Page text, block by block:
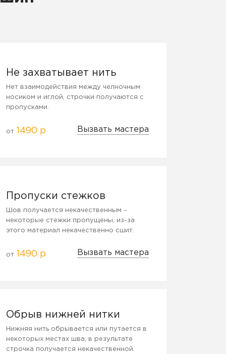
Не захватывает нить
Нет взаимодействия между челночным
носиком и иглой, строчки получаются с
пропусками.
от 1490 р Вызвать мастера
Пропуски стежков
Шов получается некачественным –
некоторые стежки пропущены, из-за
этого материал некачественно сшит.
от 1490 р Вызвать мастера
Обрыв нижней нитки
Нижняя нить обрывается или путается в
некоторых местах шва, в результате
строчка получается некачественной.